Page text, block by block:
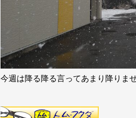
今週は降る降る言ってあまり降りま